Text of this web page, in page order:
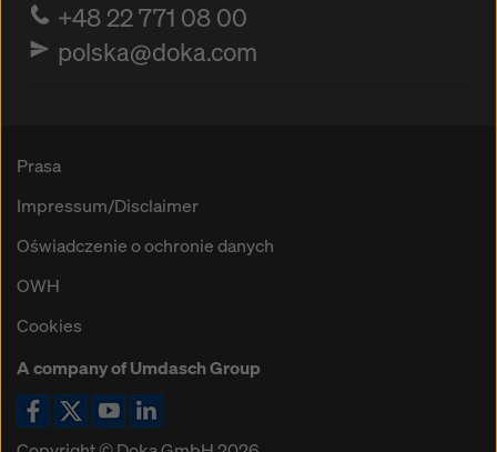
+48 22 771 08 00
polska@doka.com
Prasa
Impressum/Disclaimer
Oświadczenie o ochronie danych
OWH
Cookies
A company of Umdasch Group
Ikona Facebook
Ikona XIkona YouTube
Ikona LinkedIn